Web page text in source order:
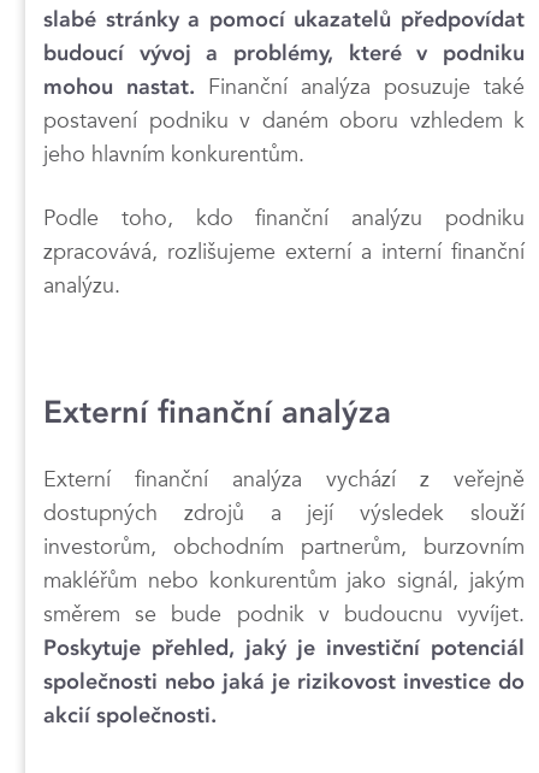
slabé stránky a pomocí ukazatelů předpovídat
budoucí vývoj a problémy, které v podniku
mohou nastat. Finanční analýza posuzuje také
postavení podniku v daném oboru vzhledem k
jeho hlavním konkurentům.
Podle toho, kdo finanční analýzu podniku
zpracovává, rozlišujeme externí a interní finanční
analýzu.
Externí finanční analýza
Externí finanční analýza vychází z veřejně
dostupných zdrojů a její výsledek slouží
investorům, obchodním partnerům, burzovním
makléřům nebo konkurentům jako signál, jakým
směrem se bude podnik v budoucnu vyvíjet.
Poskytuje přehled, jaký je investiční potenciál
společnosti nebo jaká je rizikovost investice do
akcií společnosti.